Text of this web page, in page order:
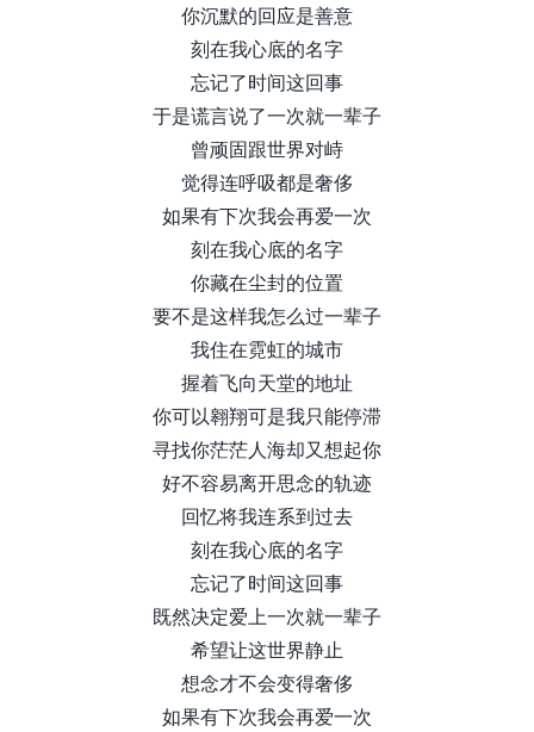
你沉默的回应是善意
刻在我心底的名字
忘记了时间这回事
于是谎言说了一次就一辈子
曾顽固跟世界对峙
觉得连呼吸都是奢侈
如果有下次我会再爱一次
刻在我心底的名字
你藏在尘封的位置
要不是这样我怎么过一辈子
我住在霓虹的城市
握着飞向天堂的地址
你可以翱翔可是我只能停滞
寻找你茫茫人海却又想起你
好不容易离开思念的轨迹
回忆将我连系到过去
刻在我心底的名字
忘记了时间这回事
既然决定爱上一次就一辈子
希望让这世界静止
想念才不会变得奢侈
如果有下次我会再爱一次